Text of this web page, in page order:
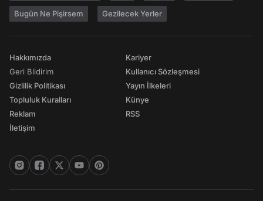
Bugün Ne Pişirsem Gezilecek Yerler
Hakkımızda
Geri Bildirim
Gizlilik Politikası
Topluluk Kuralları
Reklam
İletişim
Kariyer
Kullanıcı Sözleşmesi
Yayın İlkeleri
Künye
RSS